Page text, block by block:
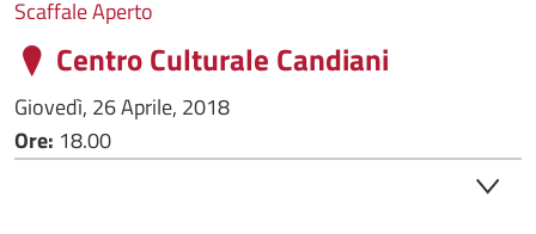
Scaffale Aperto
Centro Culturale Candiani
Giovedì, 26 Aprile, 2018
Ore: 18.00